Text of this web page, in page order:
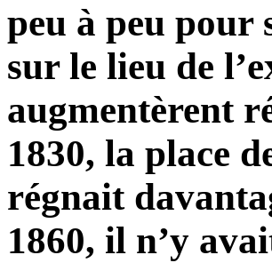
peu à peu pour
sur le lieu de
augmentèrent
1830, la place
régnait
1860, il n’y